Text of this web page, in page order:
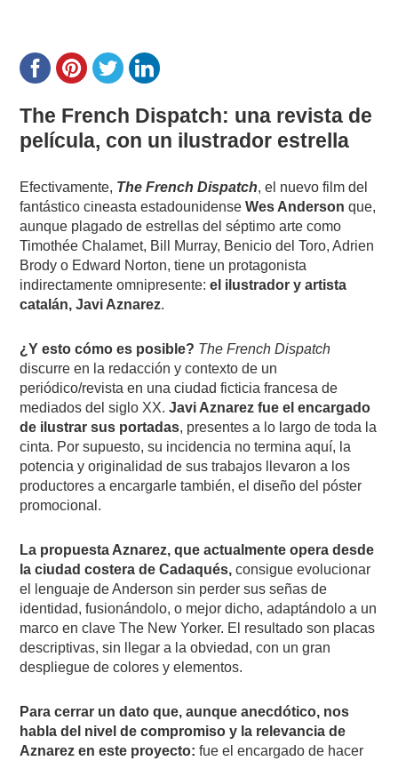
The French Dispatch: una revista de
película, con un ilustrador estrella
Efectivamente, The French Dispatch, el nuevo film del
fantástico cineasta estadounidenseWes Anderson que,
aunque plagado de estrellas del séptimo arte como
Timothée Chalamet, Bill Murray, Benicio del Toro, Adrien
Brody o Edward Norton, tiene un protagonista
indirectamente omnipresente: el ilustrador y artista
catalán, Javi Aznarez.
¿Y esto cómo es posible? The French Dispatch
discurre en la redacción y contexto de un
periódico/revista en una ciudad ficticia francesa de
mediados del siglo XX.Javi Aznarez fue el encargado
de ilustrar sus portadas, presentes a lo largo de toda la
cinta. Por supuesto, su incidencia no termina aquí, la
potencia y originalidad de sus trabajos llevaron a los
productores a encargarle también, el diseño del póster
promocional.
La propuesta Aznarez, que actualmente opera desde
la ciudad costera de Cadaqués, consigue evolucionar
el lenguaje de Anderson sin perder sus señas de
identidad, fusionándolo, o mejor dicho, adaptándolo a un
marco en clave The New Yorker. El resultado son placas
descriptivas, sin llegar a la obviedad, con un gran
despliegue de colores y elementos.
Para cerrar un dato que, aunque anecdótico, nos
habla del nivel de compromiso y la relevancia de
Aznarez en este proyecto: fue el encargado de hacer